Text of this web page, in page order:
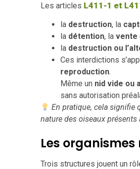
Les articles L411-1 et
la destruction, la
la détention, la vente
la destruction ou
Ces interdictions
reproduction.
Même un nid vide ou
sans autorisation
En pratique, cela signifie
nature des oiseaux présents
Les organismes
Trois structures jouent un